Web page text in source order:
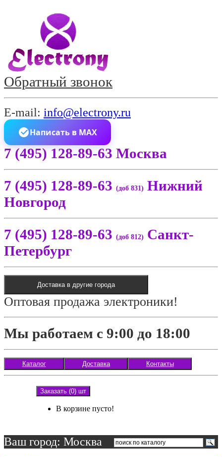
Обратный звонок
E-mail: info@electrony.ru
Написать в MAX
7 (495) 128-89-63 Москва
7 (495) 128-89-63 (доб 831) Нижний
Новгород
7 (495) 128-89-63 (доб 812) Санкт-
Петербург
Доставка в другие города
Оптовая продажа электроники!
Мы работаем с 9:00 до 18:00
Каталог Доставка Контакты
Заказать (0) шт
В корзине пусто!
Ваш город: Москва